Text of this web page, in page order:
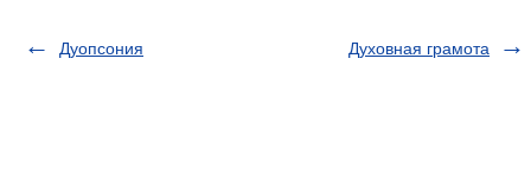
Дуопсония Духовная грамота